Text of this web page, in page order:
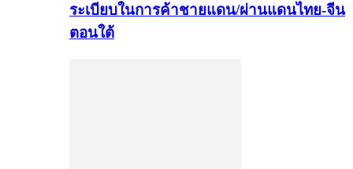
ระเบียบในการค้าชายแดน/ผ่านแดนไทย-จีน
ตอนใต้